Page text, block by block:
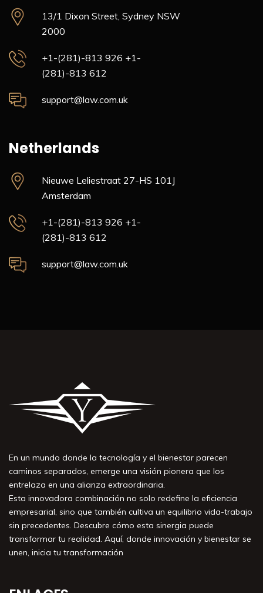
13/1 Dixon Street, Sydney NSW
2000
+1-(281)-813 926 +1-
(281)-813 612
support@law.com.uk
Netherlands
Nieuwe Leliestraat 27-HS 101J
Amsterdam
+1-(281)-813 926 +1-
(281)-813 612
support@law.com.uk
En un mundo donde la tecnología y el bienestar parecen
caminos separados, emerge una visión pionera que los
entrelaza en una alianza extraordinaria.
Esta innovadora combinación no solo redefine la eficiencia
empresarial, sino que también cultiva un equilibrio vida-trabajo
sin precedentes. Descubre cómo esta sinergia puede
transformar tu realidad. Aquí, donde innovación y bienestar se
unen, inicia tu transformación